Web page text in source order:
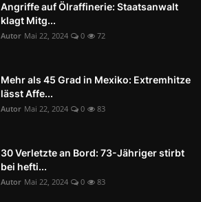
Angriffe auf Ölraffinerie: Staatsanwalt
klagt Mitg...
Autor Mai 22, 2024 0 72
Mehr als 45 Grad in Mexiko: Extremhitze
lässt Affe...
Autor Mai 22, 2024 0 83
30 Verletzte an Bord: 73-Jähriger stirbt
bei hefti...
Autor Mai 22, 2024 0 83